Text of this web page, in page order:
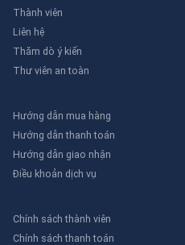
Thành viên
Liên hệ
Thăm dò ý kiến
Thư viên an toàn
Hướng dẫn mua hàng
Hướng dẫn thanh toán
Hướng dẫn giao nhận
Điều khoản dịch vụ
Chính sách thành viên
Chính sách thanh toán